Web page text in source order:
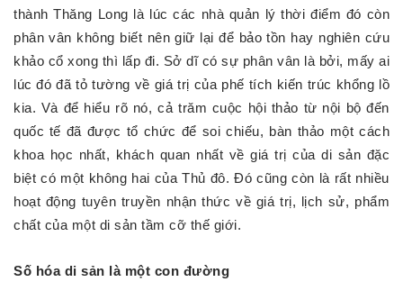
thành Thăng Long là lúc các nhà quản lý thời điểm đó còn
phân vân không biết nên giữ lại để bảo tồn hay nghiên cứu
khảo cổ xong thì lấp đi. Sở dĩ có sự phân vân là bởi, mấy ai
lúc đó đã tỏ tường về giá trị của phế tích kiến trúc khổng lồ
kia. Và để hiểu rõ nó, cả trăm cuộc hội thảo từ nội bộ đến
quốc tế đã được tổ chức để soi chiếu, bàn thảo một cách
khoa học nhất, khách quan nhất về giá trị của di sản đặc
biệt có một không hai của Thủ đô. Đó cũng còn là rất nhiều
hoạt động tuyên truyền nhận thức về giá trị, lịch sử, phẩm
chất của một di sản tầm cỡ thế giới.
Số hóa di sản là một con đường